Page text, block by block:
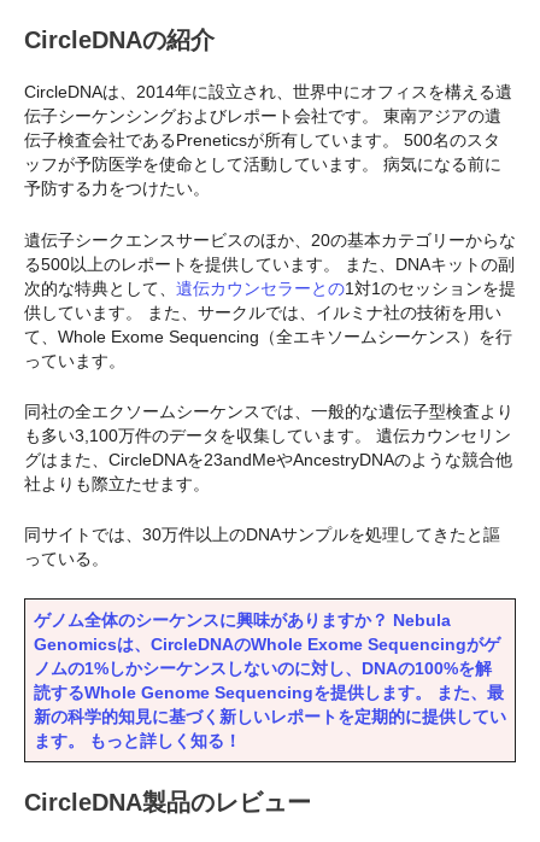
CircleDNAの紹介
CircleDNAは、2014年に設立され、世界中にオフィスを構える遺
伝子シーケンシングおよびレポート会社です。 東南アジアの遺
伝子検査会社であるPreneticsが所有しています。 500名のスタ
ッフが予防医学を使命として活動しています。 病気になる前に
予防する力をつけたい。
遺伝子シークエンスサービスのほか、20の基本カテゴリーからな
る500以上のレポートを提供しています。 また、DNAキットの副
次的な特典として、 遺伝カウンセラーとの1対1のセッションを提
供しています。 また、サークルでは、イルミナ社の技術を用い
て、Whole Exome Sequencing（全エキソームシーケンス）を行
っています。
同社の全エクソームシーケンスでは、一般的な遺伝子型検査より
も多い3,100万件のデータを収集しています。 遺伝カウンセリン
グはまた、CircleDNAを23andMeやAncestryDNAのような競合他
社よりも際立たせます。
同サイトでは、30万件以上のDNAサンプルを処理してきたと謳
っている。
ゲノム全体のシーケンスに興味がありますか？ Nebula
Genomicsは、CircleDNAのWhole Exome Sequencingがゲ
ノムの1%しかシーケンスしないのに対し、DNAの100%を解
読するWhole Genome Sequencingを提供します。 また、最
新の科学的知見に基づく新しいレポートを定期的に提供してい
ます。 もっと詳しく知る！
CircleDNA製品のレビュー